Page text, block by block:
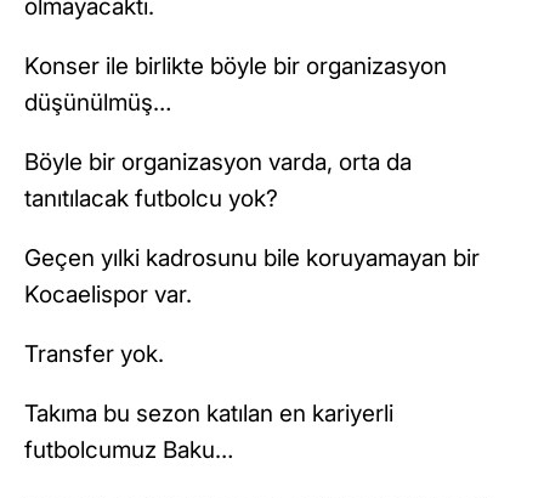
olmayacaktı.
Konser ile birlikte böyle bir organizasyon
düşünülmüş…
Böyle bir organizasyon varda, orta da
tanıtılacak futbolcu yok?
Geçen yılki kadrosunu bile koruyamayan bir
Kocaelispor var.
Transfer yok.
Takıma bu sezon katılan en kariyerli
futbolcumuz Baku…